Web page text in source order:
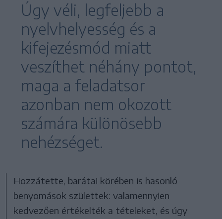
Úgy véli, legfeljebb a
nyelvhelyesség és a
kifejezésmód miatt
veszíthet néhány pontot,
maga a feladatsor
azonban nem okozott
számára különösebb
nehézséget.
Hozzátette, barátai körében is hasonló
benyomások születtek: valamennyien
kedvezően értékelték a tételeket, és úgy